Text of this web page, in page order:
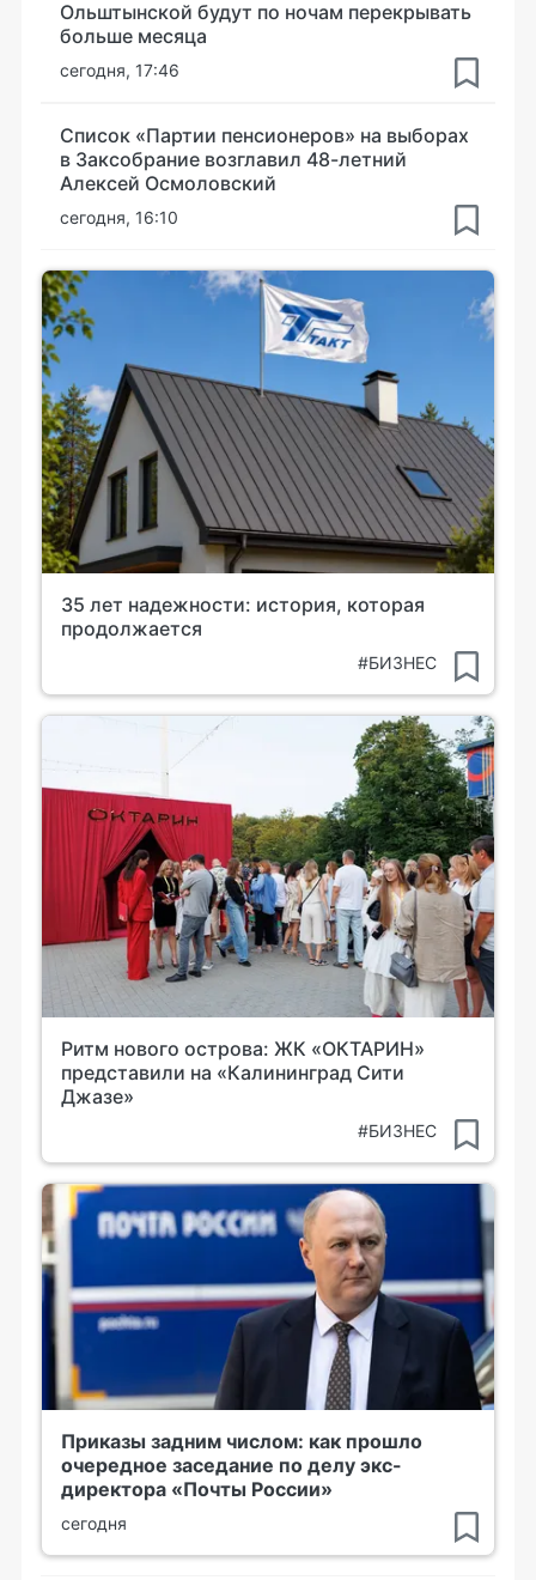
Ольштынской будут по ночам перекрывать
больше месяца
сегодня, 17:46
Список «Партии пенсионеров» на выборах
в Заксобрание возглавил 48-летний
Алексей Осмоловский
сегодня, 16:10
35 лет надежности: история, которая
продолжается
#БИЗНЕС
Ритм нового острова: ЖК «ОКТАРИН»
представили на «Калининград Сити
Джазе»
#БИЗНЕС
Приказы задним числом: как прошло
очередное заседание по делу экс-
директора «Почты России»
сегодня